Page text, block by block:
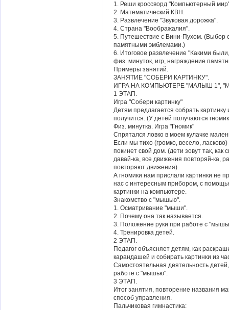
1. Реши кроссворд "Компьютерный
2. Математический КВН.
3. Развлечение "Звуковая дорожка".
4. Страна "Воображалия".
5. Путешествие с Вини-Пухом. (Выбор
памятными эмблемами.)
6. Итоговое развлечение "Какими
физ. минуток, игр, награждение
Примеры занятий.
ЗАНЯТИЕ "СОБЕРИ КАРТИНКУ".
ИГРА НА КОМПЬЮТЕРЕ "МАЛЫШ 1",
1 ЭТАП.
Игра "Собери картинку"
Детям предлагается собрать картинку
получится. (У детей получаются
Физ. минутка. Игра "Гномик"
Спрятался ловко в моем кулачке
Если мы тихо (громко, весело,
покинет свой дом. (дети зовут так, как
давай-ка, все движения повторяй-ка,
повторяют движения).
А гномики нам прислали картинки не
нас с интересным прибором, с
картинки на компьютере.
Знакомство с "мышью".
1. Осматривание "мыши".
2. Почему она так называется.
3. Положение руки при работе с
4. Тренировка детей.
2 ЭТАП.
Педагог объясняет детям, как
карандашей и собирать картинки из
Самостоятельная деятельность
работе с "мышью".
3 ЭТАП.
Итог занятия, повторение названия
способ управления.
Пальчиковая гимнастика: